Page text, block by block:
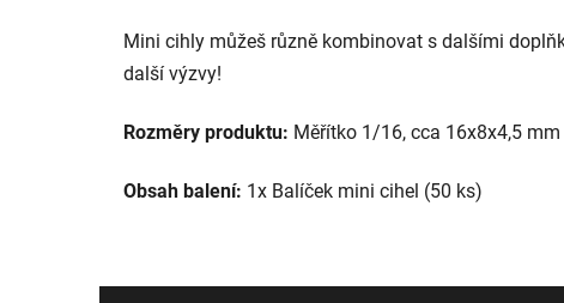
Mini cihly můžeš různě kombinovat s dalšími
další výzvy!
Rozměry produktu: Měřítko 1/16, cca 16x8x4,5 mm
Obsah balení: 1x Balíček mini cihel (50 ks)